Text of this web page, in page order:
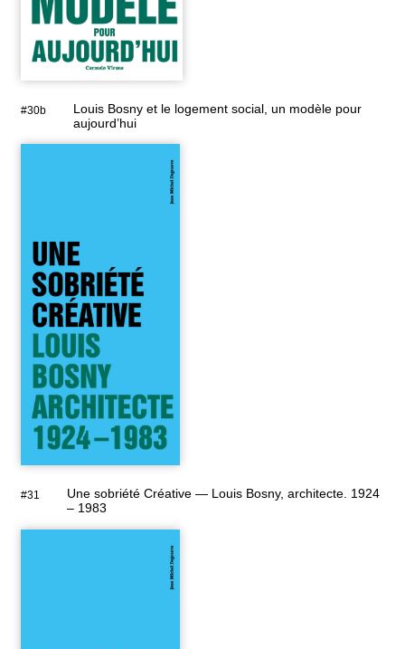
#30b
Louis Bosny et le logement social, un modèle pour
aujourd’hui
#31
Une sobriété Créative — Louis Bosny, architecte. 1924
– 1983